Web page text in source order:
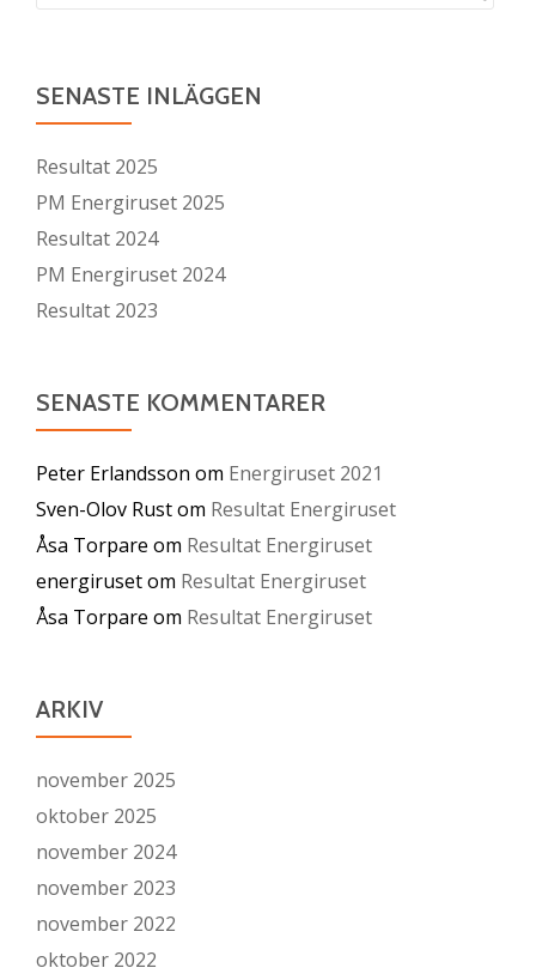
SENASTE INLÄGGEN
Resultat 2025
PM Energiruset 2025
Resultat 2024
PM Energiruset 2024
Resultat 2023
SENASTE KOMMENTARER
Peter Erlandsson om Energiruset 2021
Sven-Olov Rustom Resultat Energiruset
Åsa Torpare om Resultat Energiruset
energirusetom Resultat Energiruset
Åsa Torpare om Resultat Energiruset
ARKIV
november 2025
oktober 2025
november 2024
november 2023
november 2022
oktober 2022